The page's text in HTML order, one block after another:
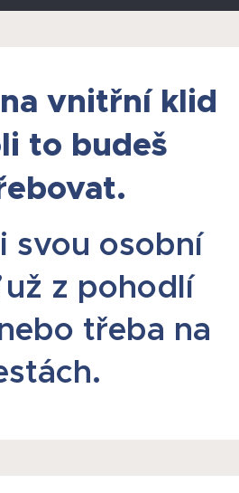
vnitřní klid
to budeš
svou osobní
z pohodlí
třeba na